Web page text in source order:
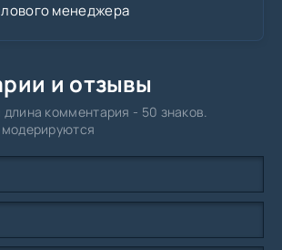
менеджера
и отзывы
комментария - 50 знаков.